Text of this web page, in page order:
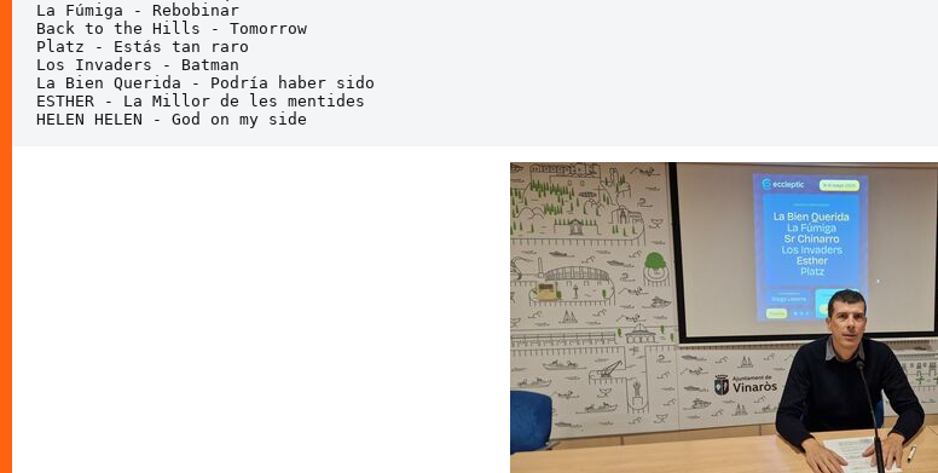
La Fúmiga - Rebobinar
Back to the Hills - Tomorrow
Platz - Estás tan raro
Los Invaders - Batman
La Bien Querida - Podría haber sido
ESTHER - La Millor de les mentides
HELEN HELEN - God on my side